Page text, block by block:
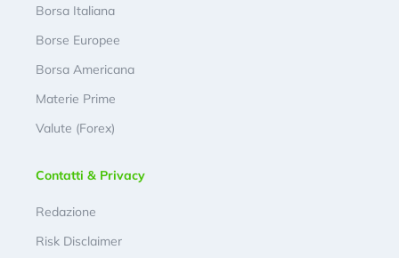
Borsa Italiana
Borse Europee
Borsa Americana
Materie Prime
Valute (Forex)
Contatti & Privacy
Redazione
Risk Disclaimer